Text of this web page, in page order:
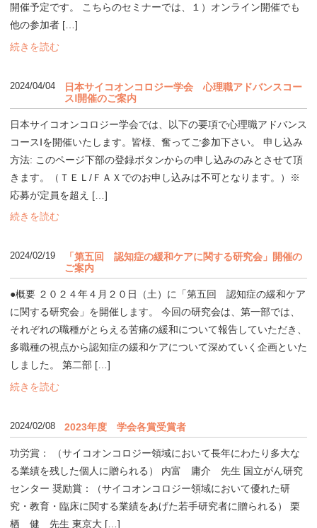
開催予定です。 こちらのセミナーでは、１）オンライン開催でも
他の参加者 […]
続きを読む
2024/04/04
日本サイコオンコロジー学会 心理職アドバンスコー
スⅠ開催のご案内
日本サイコオンコロジー学会では、以下の要項で心理職アドバンス
コースⅠを開催いたします。皆様、奮ってご参加下さい。 申し込み
方法: このページ下部の登録ボタンからの申し込みのみとさせて頂
きます。（ＴＥＬ/ＦＡＸでのお申し込みは不可となります。）※
応募が定員を超え […]
続きを読む
2024/02/19
「第五回 認知症の緩和ケアに関する研究会」開催の
ご案内
●概要 ２０２４年４月２０日（土）に「第五回 認知症の緩和ケア
に関する研究会」を開催します。 今回の研究会は、第一部では、
それぞれの職種がとらえる苦痛の緩和について報告していただき、
多職種の視点から認知症の緩和ケアについて深めていく企画といた
しました。 第二部 […]
続きを読む
2024/02/08 2023年度 学会各賞受賞者
功労賞： （サイコオンコロジー領域において長年にわたり多大な
る業績を残した個人に贈られる） 内富 庸介 先生 国立がん研究
センター 奨励賞：（サイコオンコロジー領域において優れた研
究・教育・臨床に関する業績をあげた若手研究者に贈られる） 栗
栖 健 先生 東京大 […]